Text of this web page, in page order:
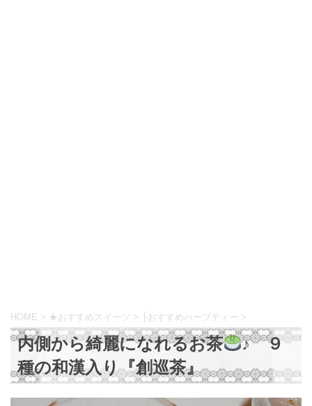
HOME > ★おすすめスイーツ > ├おすすめハーブティー >
内側から綺麗になれるお茶
♪ ９
種の和漢入り『創巡茶』